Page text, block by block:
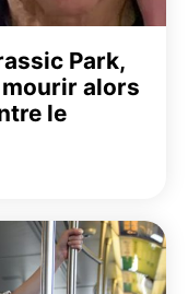
Park,
mourir alors
le